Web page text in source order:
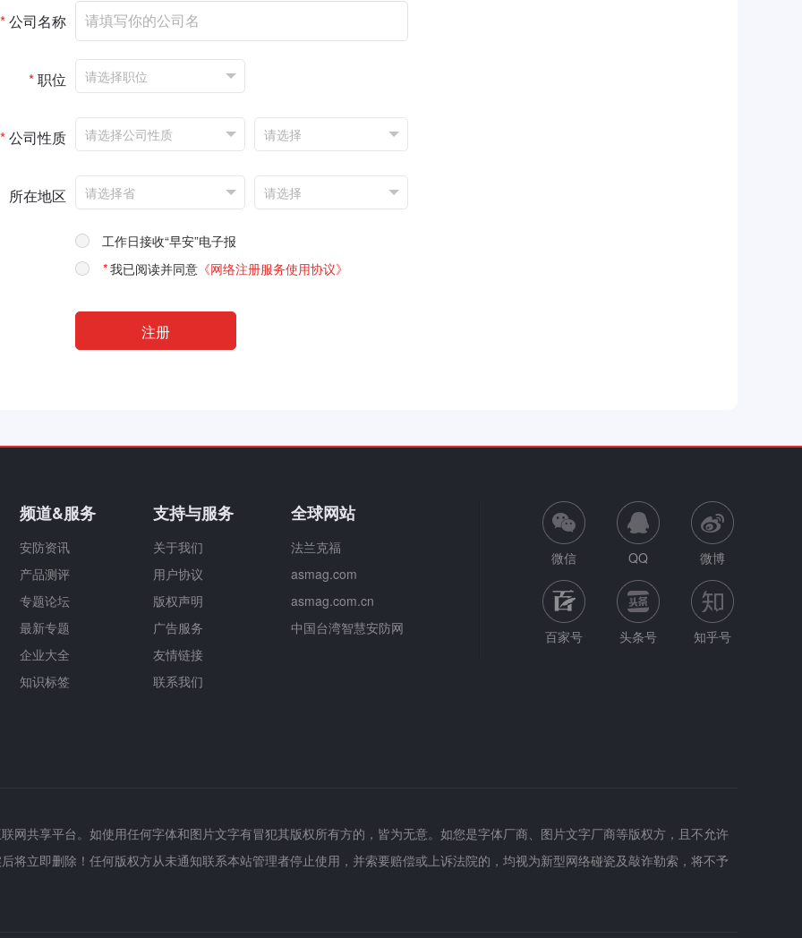
*公司名称
*职位
*公司性质
所在地区
工作日接收“早安”电子报
*我已阅读并同意 《网络注册服务使用协议》
频道&服务
安防资讯
产品测评
专题论坛
最新专题
企业大全
知识标签
支持与服务
关于我们
用户协议
版权声明
广告服务
友情链接
联系我们
全球网站
法兰克福
asmag.com
asmag.com.cn
中国台湾智慧安防网
微信 QQ 微博
百家号 头条号 知乎号
网共享平台。如使用任何字体和图片文字有冒犯其版权所有方的，皆为无意。如您是字体厂商、图片文字厂商等版权方，且不允许
将立即删除！任何版权方从未通知联系本站管理者停止使用，并索要赔偿或上诉法院的，均视为新型网络碰瓷及敲诈勒索，将不予